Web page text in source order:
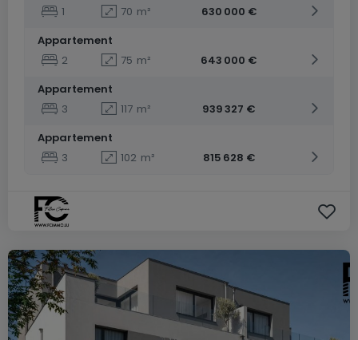
1
70 m²
630 000 €
Appartement
2
75 m²
643 000 €
Appartement
3
117 m²
939 327 €
Appartement
3
102 m² 815 628 €